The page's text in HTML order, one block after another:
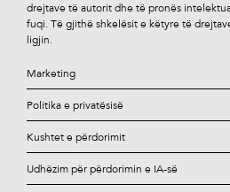
drejtave të autorit dhe të pronës
fuqi. Të gjithë shkelësit e këtyre të
ligjin.
Marketing
Politika e privatësisë
Kushtet e përdorimit
Udhëzim për përdorimin e IA-së